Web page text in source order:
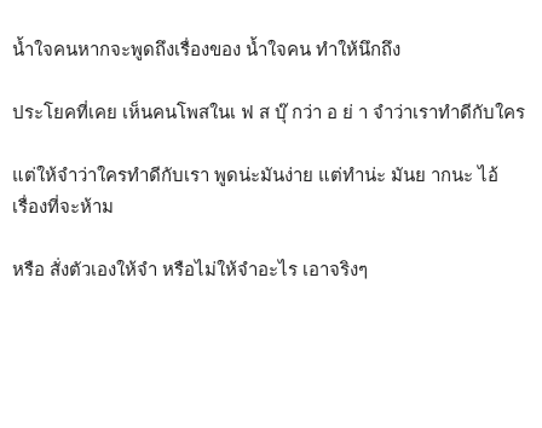
น้ำใจคนหากจะพูดถึงเรื่องของ น้ำใจคน ทำให้นึกถึง
ประโยคที่เคย เห็นคนโพสในเ ฟ ส บุ๊ กว่า อ ย่ า จำว่าเราทำดีกับใคร
แต่ให้จำว่าใครทำดีกับเรา พูดน่ะมันง่าย แต่ทำน่ะ มันย ากนะ ไอ้
เรื่องที่จะห้าม
หรือ สั่งตัวเองให้จำ หรือไม่ให้จำอะไร เอาจริงๆ